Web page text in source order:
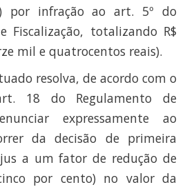
por infração ao art. 5º do
Fiscalização, totalizando R$
mil e quatrocentos reais).
resolva, de acordo com o
18 do Regulamento de
expressamente ao
da decisão de primeira
a um fator de redução de
por cento) no valor da